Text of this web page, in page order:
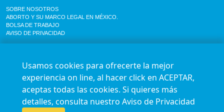
SOBRE NOSOTROS
ABORTO Y SU MARCO LEGAL EN MÉXICO.
BOLSA DE TRABAJO
AVISO DE PRIVACIDAD
Agenda en línea24/7 aquí
Impact report
Síguenos en nuestras redes
Usamos cookies para ofrecerte la mejor
experiencia on line, al hacer click en ACEPTAR,
aceptas todas las cookies. Si quieres más
detalles, consulta nuestro Aviso de Privacidad